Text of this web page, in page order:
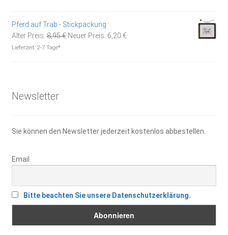
Pferd auf Trab - Stickpackung
Alter Preis: 8,95€ Ursprünglicher
Neuer Preis: 6,20 €Aktueller
Lieferzeit: 2-7 Tage*
Newsletter
Sie können den Newsletter jederzeit kostenlos abbestellen.
Email
Bitte beachten Sie unsere Datenschutzerklärung.